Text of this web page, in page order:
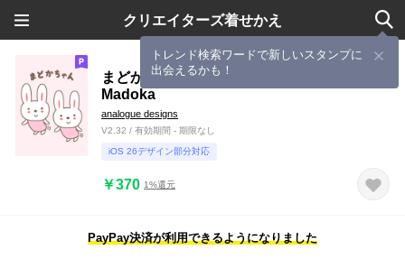
クリエイターズ着せかえ
トレンド検索ワードで新しいスタンプに
出会えるかも！
まどかちゃんうさぎ着せ替え Rabbit
Madoka
analogue designs
V2.32 / 有効期間 - 期限なし
iOS 26デザイン部分対応
￥370 1%還元
PayPay決済が利用できるようになりました